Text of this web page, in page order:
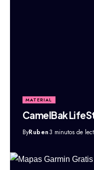
MATERIAL
CamelBak
ByRuben3 minutos de